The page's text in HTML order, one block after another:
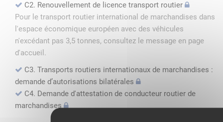
C2. Renouvellement de licence transport routier
Pour le transport routier international de marchandises dans
l'espace économique européen avec des véhicules
n'excédant pas 3,5 tonnes, consultez le message en page
d'accueil.
C3. Transports routiers internationaux de marchandises :
demande d’autorisations bilatérales
C4. Demande d'attestation de conducteur routier de
marchandises